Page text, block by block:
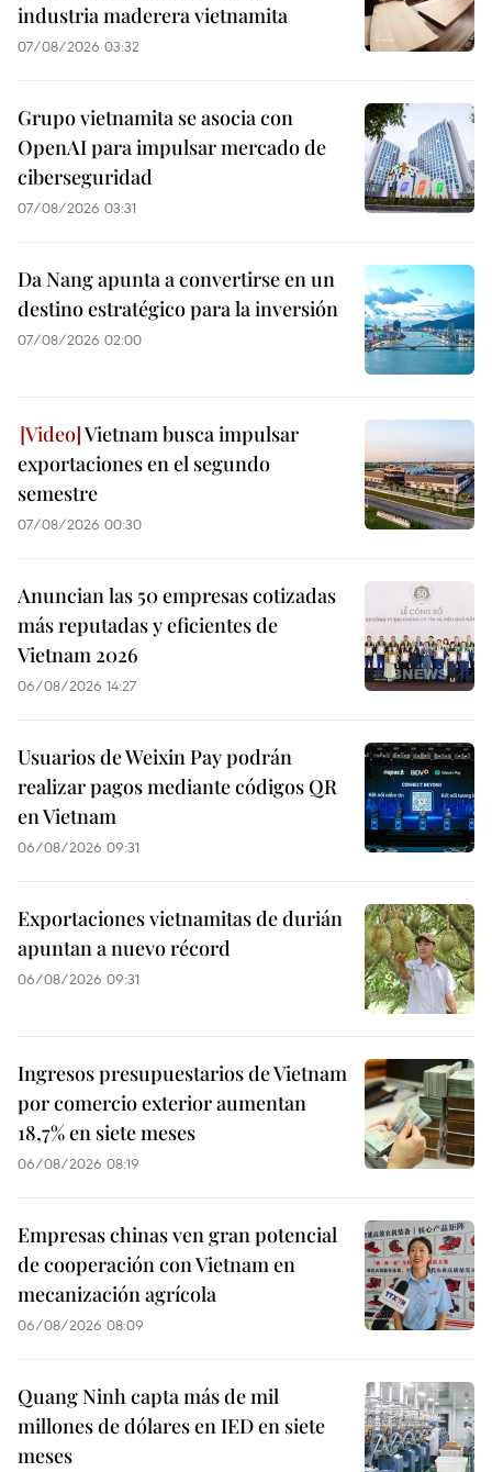
industria maderera vietnamita
07/08/2026 03:32
Grupo vietnamita se asocia con
OpenAI para impulsar mercado de
ciberseguridad
07/08/2026 03:31
Da Nang apunta a convertirse en un
destino estratégico para la inversión
07/08/2026 02:00
Vietnam busca impulsar
exportaciones en el segundo
semestre
07/08/2026 00:30
Anuncian las 50 empresas cotizadas
más reputadas y eficientes de
Vietnam 2026
06/08/2026 14:27
Usuarios de Weixin Pay podrán
realizar pagos mediante códigos QR
en Vietnam
06/08/2026 09:31
Exportaciones vietnamitas de durián
apuntan a nuevo récord
06/08/2026 09:31
Ingresos presupuestarios de Vietnam
por comercio exterior aumentan
18,7% en siete meses
06/08/2026 08:19
Empresas chinas ven gran potencial
de cooperación con Vietnam en
mecanización agrícola
06/08/2026 08:09
Quang Ninh capta más de mil
millones de dólares en IED en siete
meses